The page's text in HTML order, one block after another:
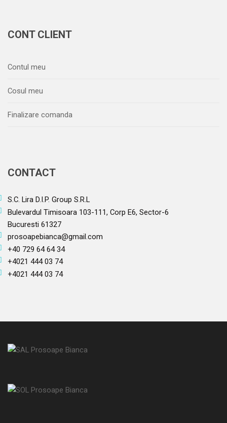
CONT CLIENT
Contul meu
Cosul meu
Finalizare comanda
CONTACT
S.C. Lira D.I.P. Group S.R.L
Bulevardul Timisoara 103-111, Corp E6, Sector-6
Bucuresti 61327
prosoapebianca@gmail.com
+40 729 64 64 34
+4021 444 03 74
+4021 444 03 74